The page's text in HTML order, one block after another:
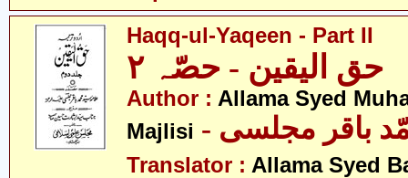
Haqq-ul-Yaqeen - Part II
حق الیقین - حصّہ ٢
Author : Allama Syed
Majlisi
باقر مجلسی
Translator : Allama Syed